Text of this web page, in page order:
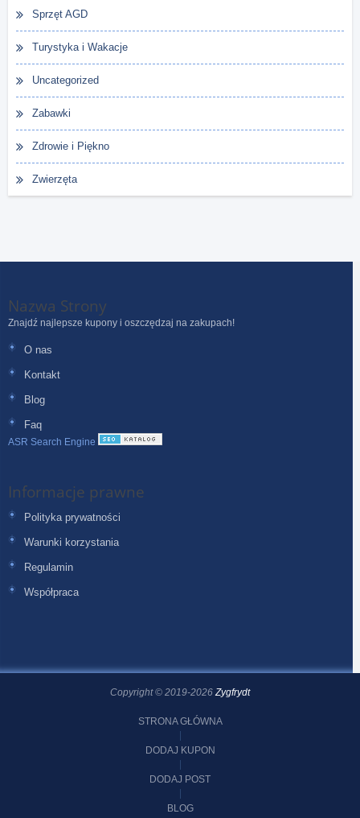
Sprzęt AGD
Turystyka i Wakacje
Uncategorized
Zabawki
Zdrowie i Piękno
Zwierzęta
Nazwa Strony
Znajdź najlepsze kupony i oszczędzaj na zakupach!
O nas
Kontakt
Blog
Faq
ASR Search Engine
Informacje prawne
Polityka prywatności
Warunki korzystania
Regulamin
Współpraca
Copyright © 2019-2026Zygfrydt
STRONA GŁÓWNA
DODAJ KUPON
DODAJ POST
BLOG